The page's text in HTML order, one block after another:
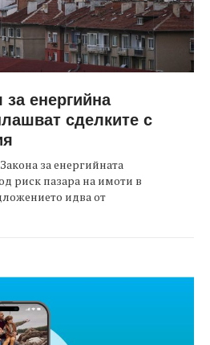
енергийна
сделките с
за енергийната
риск пазара на имоти в
идва от